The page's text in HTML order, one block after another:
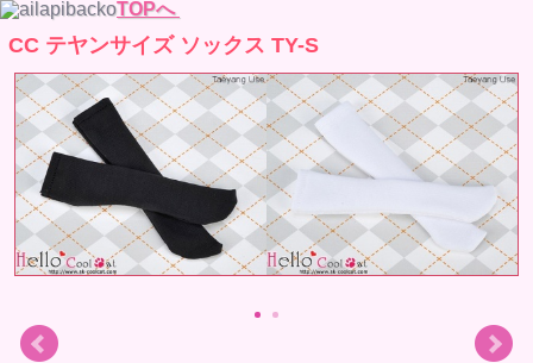
TOPへ
CC テヤンサイズ ソックス TY-S